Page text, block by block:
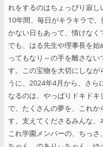
れをするのはちょっぴり寂し
10年間、毎日がキラキラで
かない日もあって、情けなく
でも、はる先生や理事長を
ってもなり～の手を離さな
す。この宝物を大切にしなが
うに、2024年4月から、さら
なるのは、やっぱりドキド
で、たくさんの夢を、これ
す。支えてくださるみんな、
これ学園メンバーの、ちっ